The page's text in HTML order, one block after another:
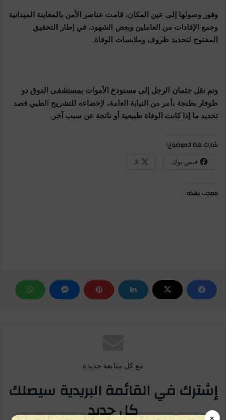
وفور وصولها إلى عين المكان، قامت عناصر الأمن بالمعاينة الميدانية
وجمع الإفادات من العاملين وبعض الشهود، في إطار التحقيق
المفتوح لتحديد ظروف وملابسات الوفاة.
وتم نقل جثمان الرجل إلى مستودع الأموات بمستشفى الدوق دو
طوفار بطنجة بأمر من النيابة العامة، لإخضاعه للتشريح الطبي قصد
تحديد ما إذا كانت الوفاة طبيعية أو ناتجة عن سبب آخر.
شارك هذا الموضوع:
فيس بوك X
معجب بهذه:
مع كل متابعة جديدة
إشترك في القائمة البريدية سيصلك
كل جديد ×